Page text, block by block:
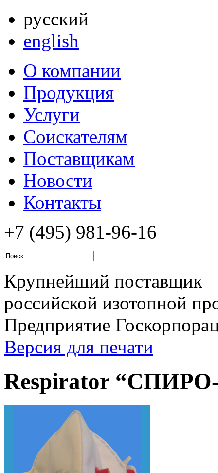
русский
english
О компании
Продукция
Услуги
Соискателям
Поставщикам
Новости
Контакты
+7 (495) 981-96-16
Крупнейший поставщик
российской изотопной
Предприятие
Версия для печати
Respirator “СПИРО-